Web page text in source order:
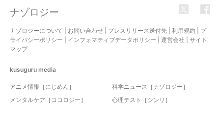
ナゾロジー
ナゾロジーについて お問い合わせ プレスリリース送付先 利用規約
プ
ライバシーポリシー
インフォマティブデータポリシー 運営会社
サイト
マップ
kusuguru media
アニメ情報［にじめん］
科学ニュース［ナゾロジー］
メンタルケア［ココロジー］
心理テスト［シンリ］